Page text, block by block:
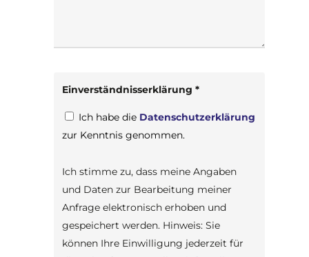
Einverständnisserklärung *
Ich habe die Datenschutzerklärung
zur Kenntnis genommen.
Ich stimme zu, dass meine Angaben
und Daten zur Bearbeitung meiner
Anfrage elektronisch erhoben und
gespeichert werden. Hinweis: Sie
können Ihre Einwilligung jederzeit für